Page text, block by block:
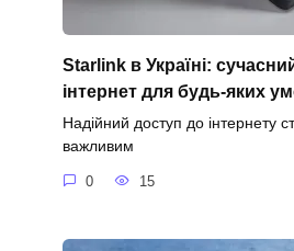
Starlink в Україні:
інтернет для будь-яких
Надійний доступ до інтернету
важливим
0 15